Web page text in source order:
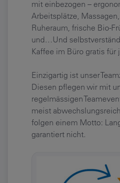
mit einbezogen –
Arbeitsplätze, Massagen,
Ruheraum, frische Bio-
und…Und
Kaffee im Büro gratis für
Einzigartig ist unser
Diesen pflegen wir mit
regelmässigen
meist
folgen einem Motto:
garantiert nicht.